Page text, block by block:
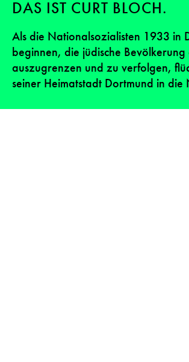
DAS IST CURT BLOCH.
Als die Nationalsozialisten 1933 in
beginnen, die jüdische
auszugrenzen und zu verfolgen,
seiner Heimatstadt Dortmund in die